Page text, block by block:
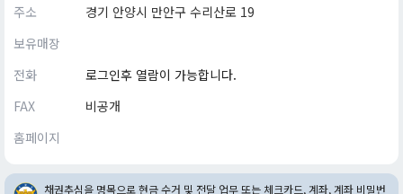
주소
경기 안양시 만안구 수리산로 19
보유매장
전화
로그인후 열람이 가능합니다.
FAX
비공개
홈페이지
채권추심을 명목으로 현금 수거 및 전달 업무 또는 체크카드, 계좌, 계좌 비밀번